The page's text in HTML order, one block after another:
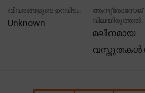
വിവരങ്ങളുടെ ഉറവിടം:
Unknown
ആസ്ട്രോസേജ്
വിലയിരുത്തൽ:
മലിനമായ
വസ്തുതകൾ